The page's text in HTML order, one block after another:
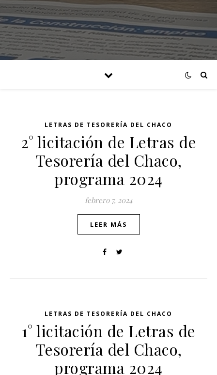
LETRAS DE TESORERÍA DEL CHACO
2° licitación de Letras de
Tesorería del Chaco,
programa 2024
febrero 7, 2024
LEER MÁS
LETRAS DE TESORERÍA DEL CHACO
1° licitación de Letras de
Tesorería del Chaco,
programa 2024